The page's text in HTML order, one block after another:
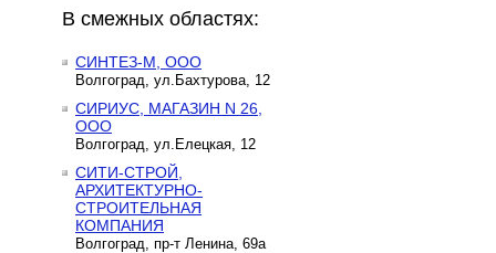
В смежных областях:
СИНТЕЗ-М, ООО
Волгоград, ул.Бахтурова, 12
СИРИУС, МАГАЗИН N 26,
ООО
Волгоград, ул.Елецкая, 12
СИТИ-СТРОЙ,
АРХИТЕКТУРНО-
СТРОИТЕЛЬНАЯ
КОМПАНИЯ
Волгоград, пр-т Ленина, 69а